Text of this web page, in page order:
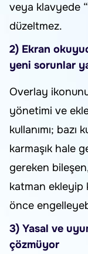
veya klavyede
düzeltmez.
2) Ekran
yeni sorunlar
Overlay
yönetimi ve
kullanımı; bazı
karmaşık hale
gereken
katman ekleyip
önce
3) Yasal ve
çözmüyor